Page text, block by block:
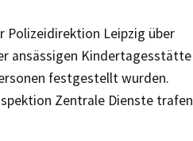
Polizeidirektion Leipzig über
ansässigen Kindertagesstätte
festgestellt wurden.
Zentrale Dienste trafen